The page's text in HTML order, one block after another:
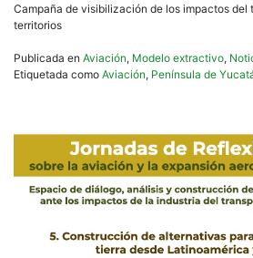
Campaña de visibilización de los impactos del
territorios
Publicada en Aviación, Modelo extractivo,
Etiquetada como Aviación, Península de